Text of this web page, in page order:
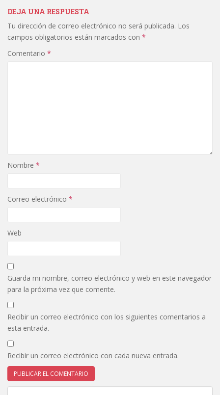
DEJA UNA RESPUESTA
Tu dirección de correo electrónico no será publicada. Los
campos obligatorios están marcados con *
Comentario *
Nombre *
Correo electrónico *
Web
Guarda mi nombre, correo electrónico y web en este navegador
para la próxima vez que comente.
Recibir un correo electrónico con los siguientes comentarios a
esta entrada.
Recibir un correo electrónico con cada nueva entrada.